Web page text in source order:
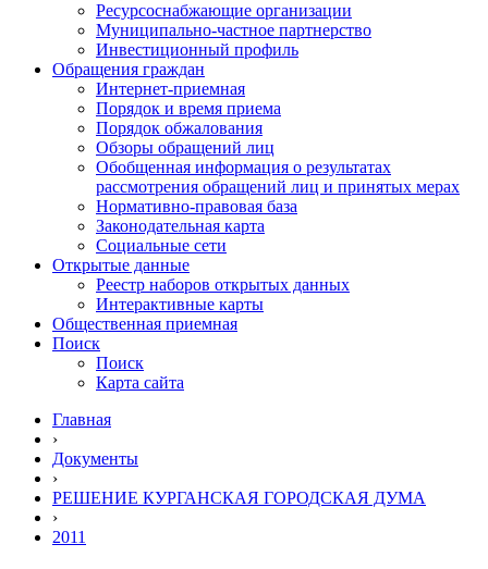
Ресурсоснабжающие организации
Муниципально-частное партнерство
Инвестиционный профиль
Обращения граждан
Интернет-приемная
Порядок и время приема
Порядок обжалования
Обзоры обращений лиц
Обобщенная информация о результатах
рассмотрения обращений лиц и принятых мерах
Нормативно-правовая база
Законодательная карта
Социальные сети
Открытые данные
Реестр наборов открытых данных
Интерактивные карты
Общественная приемная
Поиск
Поиск
Карта сайта
Главная
›
Документы
›
РЕШЕНИЕ КУРГАНСКАЯ ГОРОДСКАЯ ДУМА
›
2011